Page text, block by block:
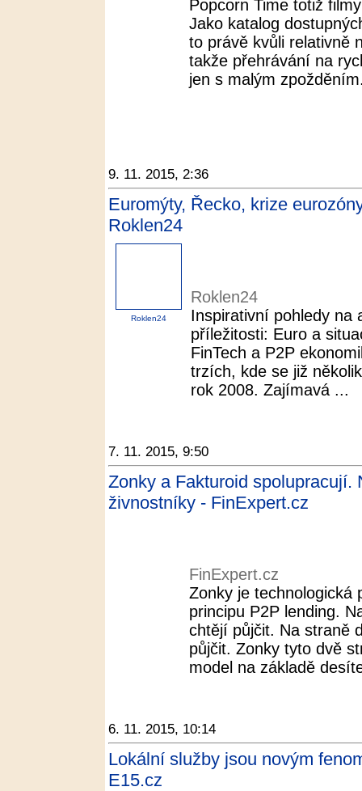
Popcorn Time totiž
Jako katalog
to právě kvůli relativně
takže přehrávání na
jen s malým
9. 11. 2015, 2:36
Euromýty, Řecko, krize
Roklen24
Roklen24
Roklen24
Inspirativní pohledy na
příležitosti: Euro a
FinTech a P2P
trzích, kde se již
rok 2008. Zajímavá ...
7. 11. 2015, 9:50
Zonky a Fakturoid spolupracují.
živnostníky - FinExpert.cz
FinExpert.cz
Zonky je technologická
principu P2P lending.
chtějí půjčit. Na straně
půjčit. Zonky tyto dvě
model na základě
6. 11. 2015, 10:14
Lokální služby jsou novým
E15.cz